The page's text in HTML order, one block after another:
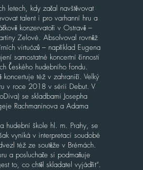
letech, kdy začal navštěvovat
talent i pro varhanní hru a
konzervatoři v Ostravě –
Zelové. Absolvoval rovněž
virtuózů – například Eugena
samostatné koncertní činnosti
Českého hudebního fondu.
koncertuje též v zahraničí. Velký
v roce 2018 v sérii Debut. V
se skladbami Josepha
Rachmaninova a Adama
škole hl. m. Prahy, se
vyniká v interpretaci soudobé
též ze soutěže v Brémách.
a posluchače si podmaňuje
to, co chtěl skladatel vyjádřit“.